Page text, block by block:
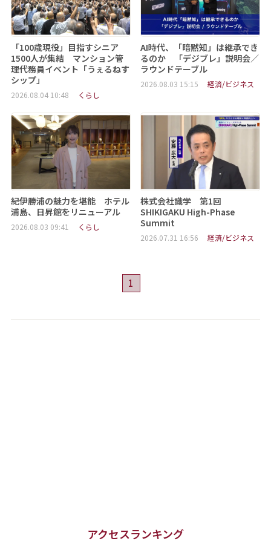
「100歳現役」目指すシニア
1500人が集結 マンション管
理代務員イベント「うぇるねす
シップ」
2026.08.04 10:48 くらし
AI時代、「暗黙知」は継承でき
るのか 「デジブレ」説明会／
ラウンドテーブル
2026.08.03 15:15 経済/ビジネス
紀伊勝浦の魅力を堪能 ホテル
浦島、日昇館をリニューアル
2026.08.03 09:41 くらし
株式会社識学 第1回
SHIKIGAKU High-Phase
Summit
2026.07.31 16:56 経済/ビジネス
1
アクセスランキング